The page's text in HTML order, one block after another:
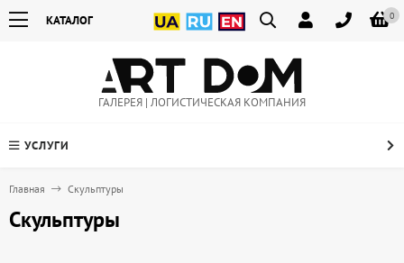
0
КАТАЛОГ
ГАЛЕРЕЯ | ЛОГИСТИЧЕСКАЯ КОМПАНИЯ
УСЛУГИ
Главная Скульптуры
Скульптуры